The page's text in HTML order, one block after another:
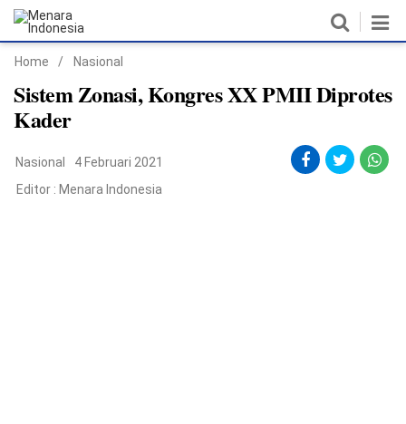
Home
Nasional
Politik
Home / Nasional
Sistem Zonasi, Kongres XX PMII Diprotes
Kader
Nasional
4 Februari 2021
Editor : Menara Indonesia